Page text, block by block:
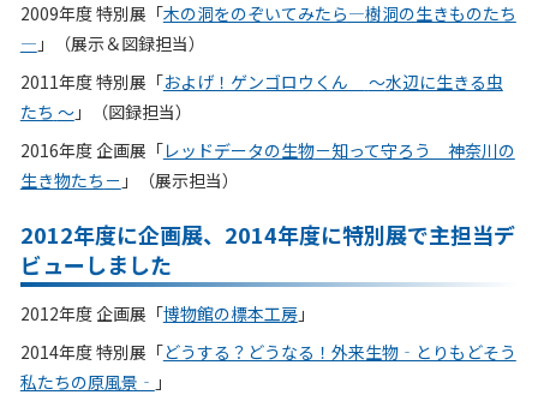
2009年度 特別展「木の洞をのぞいてみたら―樹洞の生きものたち
― 」（展示＆図録担当）
2011年度 特別展「およげ！ゲンゴロウくん ～水辺に生きる虫
たち ～」（図録担当）
2016年度 企画展「レッドデータの生物－知って守ろう 神奈川の
生き物たち － 」（展示担当）
2012年度に企画展、2014年度に特別展で主担当デ
ビューしました
2012年度 企画展「博物館の標本工房」
2014年度 特別展「どうする？どうなる！外来生物‐とりもどそう
私たちの原風景‐ 」